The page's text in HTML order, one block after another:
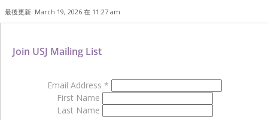
最後更新: March 19, 2026 在 11:27 am
Join USJ Mailing List
Email Address *
First Name
Last Name